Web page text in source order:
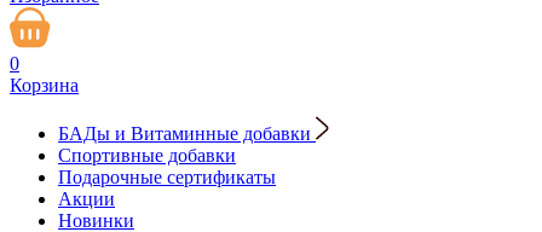
0
Корзина
БАДы и Витаминные добавки
Спортивные добавки
Подарочные сертификаты
Акции
Новинки